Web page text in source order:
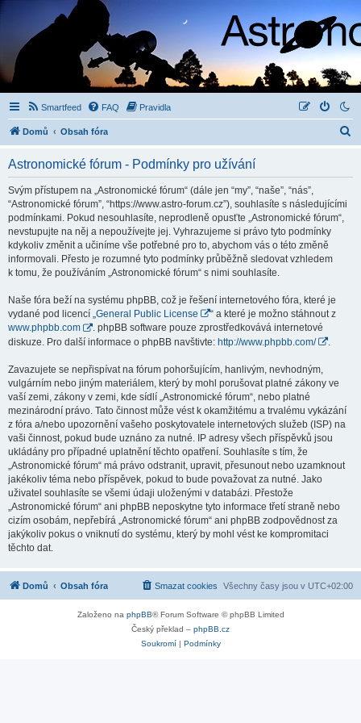
Smartfeed FAQ Pravidla
Domů Obsah fóra
Astronomické fórum - Podmínky pro užívání
Svým přístupem na „Astronomické fórum“ (dále jen “my”, “naše”, “nás”,
“Astronomické fórum”, “https://www.astro-forum.cz”), souhlasíte s následujícími
podmínkami. Pokud nesouhlasíte, neprodleně opusťte „Astronomické fórum“,
nevstupujte na něj a nepoužívejte jej. Vyhrazujeme si právo tyto podmínky
kdykoliv změnit a učiníme vše potřebné pro to, abychom vás o této změně
informovali. Přesto je rozumné tyto podmínky průběžně sledovat vzhledem
k tomu, že používáním „Astronomické fórum“ s nimi souhlasíte.
Naše fóra beží na systému phpBB, což je řešení internetového fóra, které je
vydané pod licencí „General Public License
“ a které je možno stáhnout z
www.phpbb.com
. phpBB software pouze zprostředkovává internetové
diskuze. Pro další informace o phpBB navštivte: http://www.phpbb.com/
Zavazujete se nepřispívat na fórum pohoršujícím, hanlivým, nevhodným,
vulgárním nebo jiným materiálem, který by mohl porušovat platné zákony ve
vaší zemi, zákony v zemi, kde sídlí „Astronomické fórum“, nebo platné
mezinárodní právo. Tato činnost může vést k okamžitému a trvalému vykázání
z fóra a/nebo upozornění vašeho poskytovatele internetových služeb (ISP) na
vaši činnost, pokud bude uznáno za nutné. IP adresy všech příspěvků jsou
ukládány pro případné uplatnění těchto opatření. Souhlasíte s tím, že
„Astronomické fórum“ má právo odstranit, upravit, přesunout nebo uzamknout
jakékoliv téma nebo příspěvek, pokud to bude považovat za nutné. Jako
uživatel souhlasíte se všemi údaji uloženými v databázi. Přestože
„Astronomické fórum“ ani phpBB neposkytne tyto informace třetí straně nebo
cizím osobám, nepřebírá „Astronomické fórum“ ani phpBB zodpovědnost za
jakýkoliv pokus o vniknutí do systému, který by mohl vést ke kompromitaci
těchto dat.
Domů Obsah fóra Všechny časy jsou v UTC+02:00
Smazat cookies
Založeno na phpBB® Forum Software © phpBB Limited
Český překlad – phpBB.cz
Soukromí| Podmínky